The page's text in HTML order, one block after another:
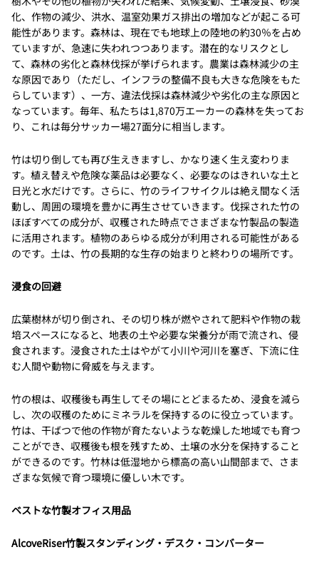
化、作物の減少、洪水、温室効果ガス排出の増加などが起こる可
能性があります。森林は、現在でも地球上の陸地の約30％を占め
ていますが、急速に失われつつあります。潜在的なリスクとし
て、森林の劣化と森林伐採が挙げられます。農業は森林減少の主
な原因であり（ただし、インフラの整備不良も大きな危険をもた
らしています）、一方、違法伐採は森林減少や劣化の主な原因と
なっています。毎年、私たちは1,870万エーカーの森林を失ってお
り、これは毎分サッカー場27面分に相当します。
竹は切り倒しても再び生えきますし、かなり速く生え変わりま
す。植え替えや危険な薬品は必要なく、必要なのはきれいな土と
日光と水だけです。さらに、竹のライフサイクルは絶え間なく活
動し、周囲の環境を豊かに再生させていきます。伐採された竹の
ほぼすべての成分が、収穫された時点でさまざまな竹製品の製造
に活用されます。植物のあらゆる成分が利用される可能性がある
のです。土は、竹の長期的な生存の始まりと終わりの場所です。
浸食の回避
広葉樹林が切り倒され、その切り株が燃やされて肥料や作物の栽
培スペースになると、地表の土や必要な栄養分が雨で流され、侵
食されます。浸食された土はやがて小川や河川を塞ぎ、下流に住
む人間や動物に脅威を与えます。
竹の根は、収穫後も再生してその場にとどまるため、浸食を減ら
し、次の収穫のためにミネラルを保持するのに役立っています。
竹は、干ばつで他の作物が育たないような乾燥した地域でも育つ
ことができ、収穫後も根を残すため、土壌の水分を保持すること
ができるのです。竹林は低湿地から標高の高い山間部まで、さま
ざまな気候で育つ環境に優しい木です。
ベストな竹製オフィス用品
AlcoveRiser竹製スタンディング・デスク・コンバーター